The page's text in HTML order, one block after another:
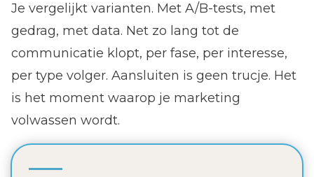
Je vergelijkt varianten. Met A/B-tests, met
gedrag, met data. Net zo lang tot de
communicatie klopt, per fase, per interesse,
per type volger. Aansluiten is geen trucje. Het
is het moment waarop je marketing
volwassen wordt.